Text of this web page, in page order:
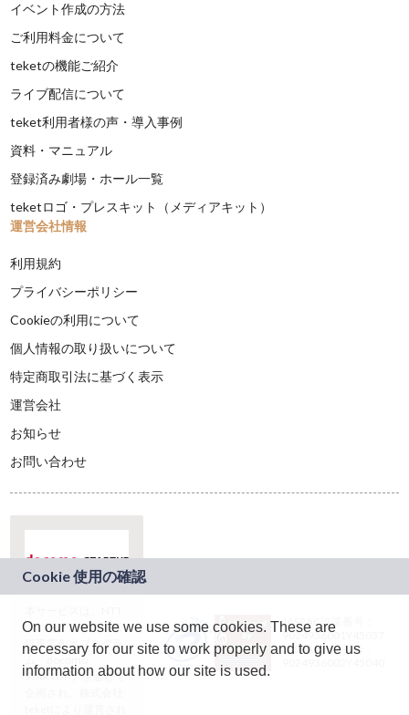
イベント作成の方法
ご利用料金について
teketの機能ご紹介
ライブ配信について
teket利用者様の声・導入事例
資料・マニュアル
登録済み劇場・ホール一覧
teketロゴ・プレスキット（メディアキット）
運営会社情報
利用規約
プライバシーポリシー
Cookieの利用について
個人情報の取り扱いについて
特定商取引法に基づく表示
運営会社
お知らせ
お問い合わせ
ドコモグループの新
規事業創出プログラ
ム「docomo
STARTUP」を通じて
JASRAC許諾番号：
9024936001Y45037
JASRAC許諾番号：
On our website we use some cookies. These are
necessary for our site to work properly and to give us
information about how our site is used.